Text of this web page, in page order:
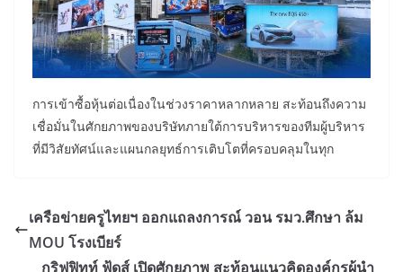
การเข้าซื้อหุ้นต่อเนื่องในช่วงราคาหลากหลาย สะท้อนถึงความ
เชื่อมั่นในศักยภาพของบริษัทภายใต้การบริหารของทีมผู้บริหาร
ที่มีวิสัยทัศน์และแผนกลยุทธ์การเติบโตที่ครอบคลุมในทุก
เครือข่ายครูไทยฯ ออกแถลงการณ์ วอน รมว.ศึกษา ล้ม
MOU โรงเบียร์
กริฟฟิทท์ ฟู้ดส์ เปิดศักยภาพ สะท้อนแนวคิดองค์กรผู้นำ